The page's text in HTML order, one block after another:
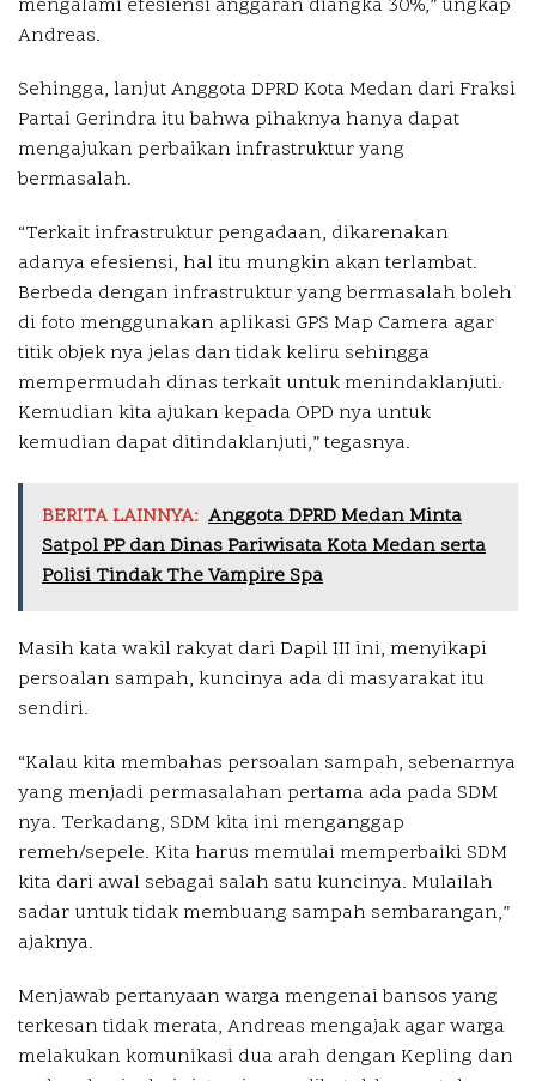
mengalami efesiensi anggaran diangka 30%,” ungkap
Andreas.
Sehingga, lanjut Anggota DPRD Kota Medan dari Fraksi
Partai Gerindra itu bahwa pihaknya hanya dapat
mengajukan perbaikan infrastruktur yang
bermasalah.
“Terkait infrastruktur pengadaan, dikarenakan
adanya efesiensi, hal itu mungkin akan terlambat.
Berbeda dengan infrastruktur yang bermasalah boleh
di foto menggunakan aplikasi GPS Map Camera agar
titik objek nya jelas dan tidak keliru sehingga
mempermudah dinas terkait untuk menindaklanjuti.
Kemudian kita ajukan kepada OPD nya untuk
kemudian dapat ditindaklanjuti,” tegasnya.
BERITA LAINNYA: Anggota DPRD Medan Minta
Satpol PP dan Dinas Pariwisata Kota Medan serta
Polisi Tindak The Vampire Spa
Masih kata wakil rakyat dari Dapil III ini, menyikapi
persoalan sampah, kuncinya ada di masyarakat itu
sendiri.
“Kalau kita membahas persoalan sampah, sebenarnya
yang menjadi permasalahan pertama ada pada SDM
nya. Terkadang, SDM kita ini menganggap
remeh/sepele. Kita harus memulai memperbaiki SDM
kita dari awal sebagai salah satu kuncinya. Mulailah
sadar untuk tidak membuang sampah sembarangan,”
ajaknya.
Menjawab pertanyaan warga mengenai bansos yang
terkesan tidak merata, Andreas mengajak agar warga
melakukan komunikasi dua arah dengan Kepling dan